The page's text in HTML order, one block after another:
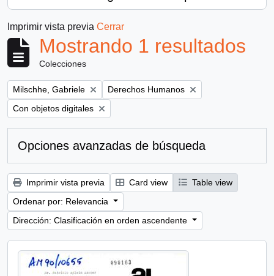
Imprimir vista previa Cerrar
Mostrando 1 resultados
Colecciones
Remove filter:
Milschhe, Gabriele Remove filter:
Derechos Humanos
Remove filter:
Con objetos digitales
Opciones avanzadas de búsqueda
Imprimir vista previa Card view
Table view
Ordenar por: Relevancia
Dirección: Clasificación en orden ascendente